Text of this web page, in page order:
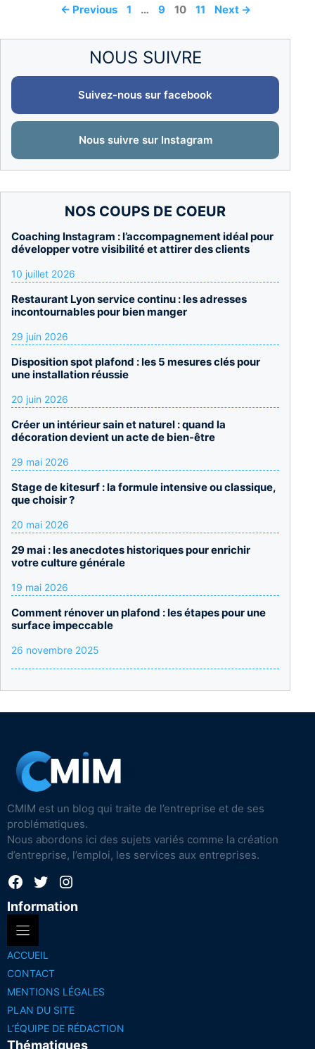
← Previous Page
1 … Page
9 Page
10 Page
11 Next →
NOUS SUIVRE
Suivez-nous sur facebook
Nous suivre sur Instagram
NOS COUPS DE COEUR
Coaching Instagram : l’accompagnement idéal pour
développer votre visibilité et attirer des clients
10 juillet 2026
Restaurant Lyon service continu : les adresses
incontournables pour bien manger
29 juin 2026
Disposition spot plafond : les 5 mesures clés pour
une installation réussie
20 juin 2026
Créer un intérieur sain et naturel : quand la
décoration devient un acte de bien-être
29 mai 2026
Stage de kitesurf : la formule intensive ou classique,
que choisir ?
20 mai 2026
29 mai : les anecdotes historiques pour enrichir
votre culture générale
19 mai 2026
Comment rénover un plafond : les étapes pour une
surface impeccable
26 novembre 2025
CMIM est un blog qui traite de l’entreprise et de ses
problématiques.
Nous abordons ici des sujets variés comme la création
d’entreprise, l’emploi, les services aux entreprises.
Facebook
TwitterInstagram
Information
ACCUEIL
CONTACT
MENTIONS LÉGALES
PLAN DU SITE
L’ÉQUIPE DE RÉDACTION
Thématiques